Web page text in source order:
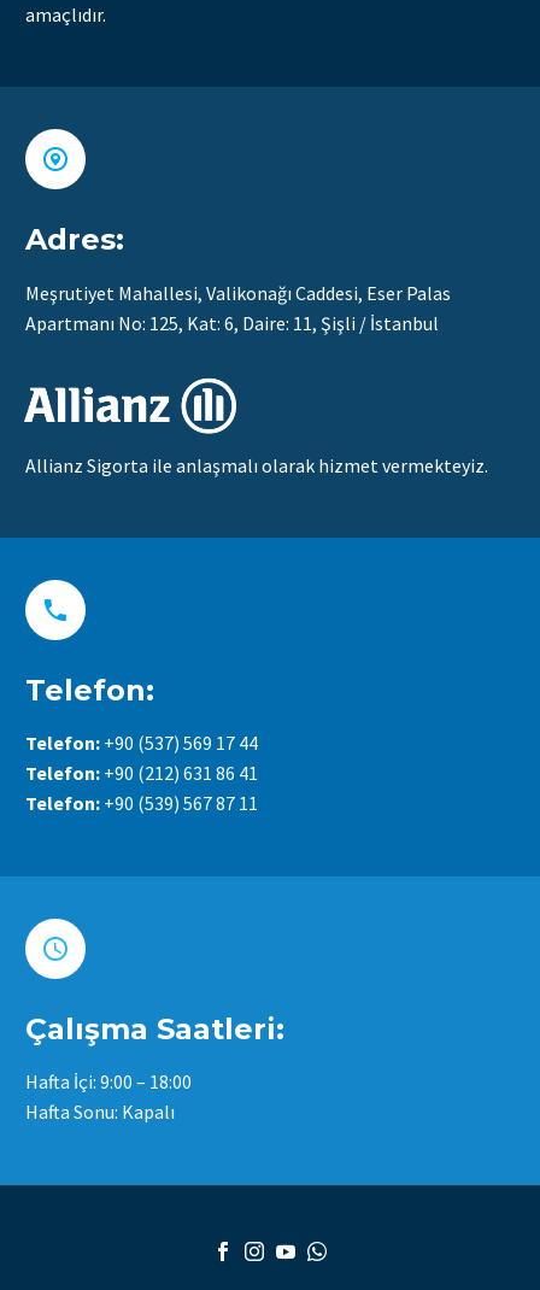
amaçlıdır.


Adres:
Meşrutiyet Mahallesi, Valikonağı Caddesi, Eser Palas
Apartmanı No: 125, Kat: 6, Daire: 11, Şişli / İstanbul
Allianz Sigorta ile anlaşmalı olarak hizmet vermekteyiz.


Telefon:
Telefon: +90 (537) 569 17 44
Telefon: +90 (212) 631 86 41
Telefon: +90 (539) 567 87 11


Çalışma Saatleri:
Hafta İçi: 9:00 – 18:00
Hafta Sonu: Kapalı